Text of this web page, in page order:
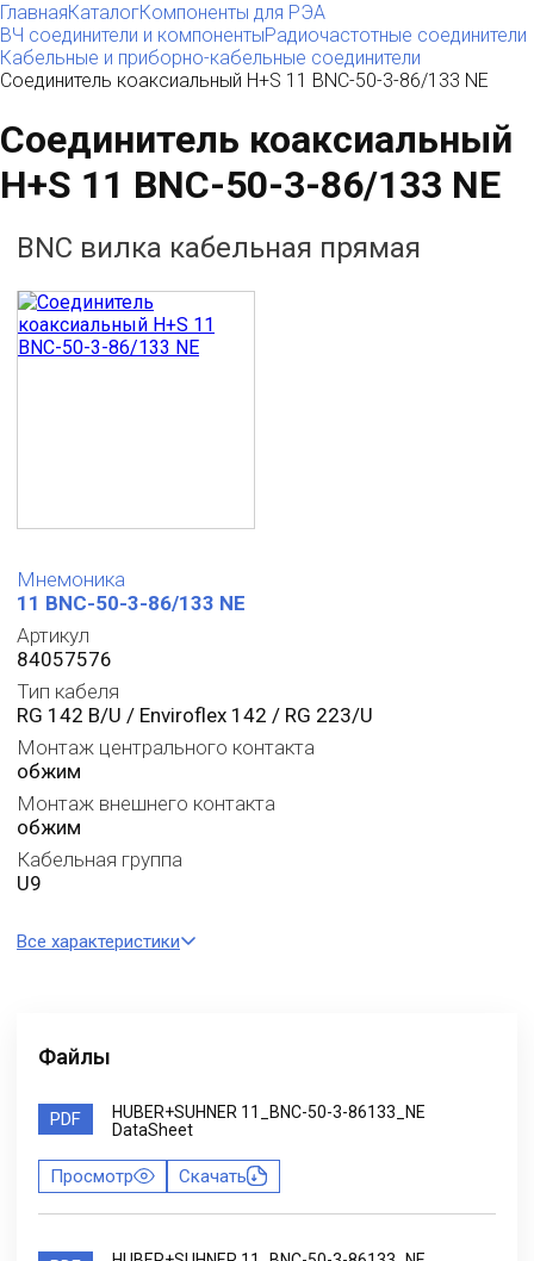
ГлавнаяКаталогКомпоненты для РЭА
ВЧ соединители и компонентыРадиочастотные соединители
Кабельные и приборно-кабельные соединители
Соединитель коаксиальный H+S 11 BNC-50-3-86/133 NE
Соединитель коаксиальный
H+S 11 BNC-50-3-86/133 NE
BNC вилка кабельная прямая
Мнемоника
11 BNC-50-3-86/133 NE
Артикул
84057576
Тип кабеля
RG 142 B/U / Enviroflex 142 / RG 223/U
Монтаж центрального контакта
обжим
Монтаж внешнего контакта
обжим
Кабельная группа
U9
Все характеристики
Файлы
PDF
HUBER+SUHNER 11_BNC-50-3-86133_NE
DataSheet
Просмотр Скачать